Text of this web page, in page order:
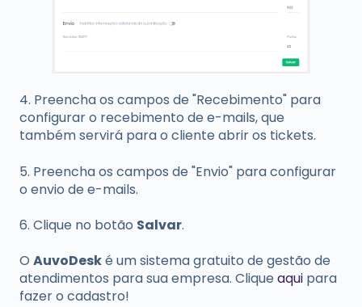
4. Preencha os campos de "Recebimento" para
configurar o recebimento de e-mails, que
também servirá para o cliente abrir os tickets.
5. Preencha os campos de "Envio" para configurar
o envio de e-mails.
6. Clique no botão Salvar.
O AuvoDeské um sistema gratuito de gestão de
atendimentos para sua empresa. Clique aqui para
fazer o cadastro!